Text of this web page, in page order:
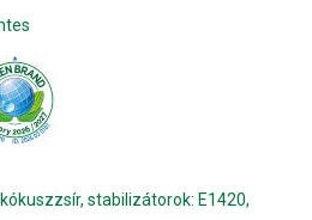
kókuszzsír, stabilizátorok: E1420,